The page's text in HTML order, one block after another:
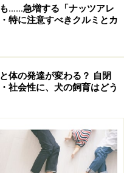
……急増する「ナッツアレ
特に注意すべきクルミとカ
体の発達が変わる？ 自閉
社会性に、犬の飼育はどう